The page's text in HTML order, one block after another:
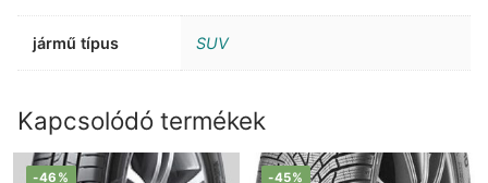
jármű típus SUV
Kapcsolódó termékek
-46% -45%